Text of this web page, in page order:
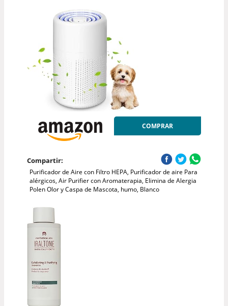
COMPRAR
Compartir:
Purificador de Aire con Filtro HEPA, Purificador de aire Para
alérgicos, Air Purifier con Aromaterapia, Elimina de Alergia
Polen Olor y Caspa de Mascota, humo, Blanco